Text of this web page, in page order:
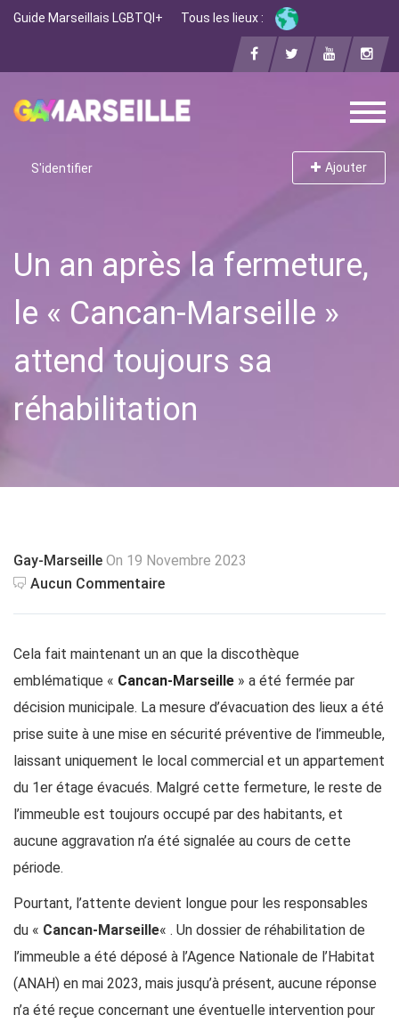
Guide Marseillais LGBTQI+ Tous les lieux :
S'identifier Ajouter
Un an après la fermeture,
le « Cancan-Marseille »
attend toujours sa
réhabilitation
Gay-Marseille On 19 Novembre 2023
Aucun Commentaire
Cela fait maintenant un an que la discothèque
emblématique « Cancan-Marseille » a été fermée par
décision municipale. La mesure d’évacuation des lieux a été
prise suite à une mise en sécurité préventive de l’immeuble,
laissant uniquement le local commercial et un appartement
du 1er étage évacués. Malgré cette fermeture, le reste de
l’immeuble est toujours occupé par des habitants, et
aucune aggravation n’a été signalée au cours de cette
période.
Pourtant, l’attente devient longue pour les responsables
du « Cancan-Marseille« . Un dossier de réhabilitation de
l’immeuble a été déposé à l’Agence Nationale de l’Habitat
(ANAH) en mai 2023, mais jusqu’à présent, aucune réponse
n’a été reçue concernant une éventuelle intervention pour